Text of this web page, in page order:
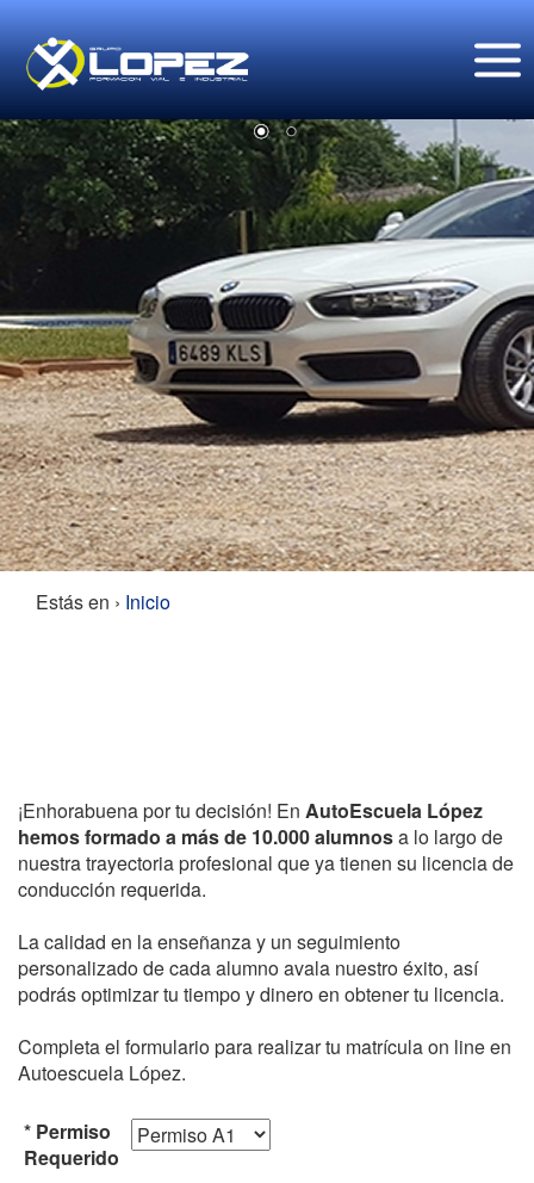
Estás en › Inicio
¡Enhorabuena por tu decisión! En AutoEscuela López
hemos formado a más de 10.000 alumnosa lo largo de
nuestra trayectoria profesional que ya tienen su licencia de
conducción requerida.
La calidad en la enseñanza y un seguimiento
personalizado de cada alumno avala nuestro éxito, así
podrás optimizar tu tiempo y dinero en obtener tu licencia.
Completa el formulario para realizar tu matrícula on line en
Autoescuela López.
* Permiso
Requerido